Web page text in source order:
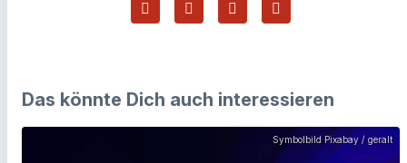
Das könnte Dich auch interessieren
Symbolbild Pixabay / geralt